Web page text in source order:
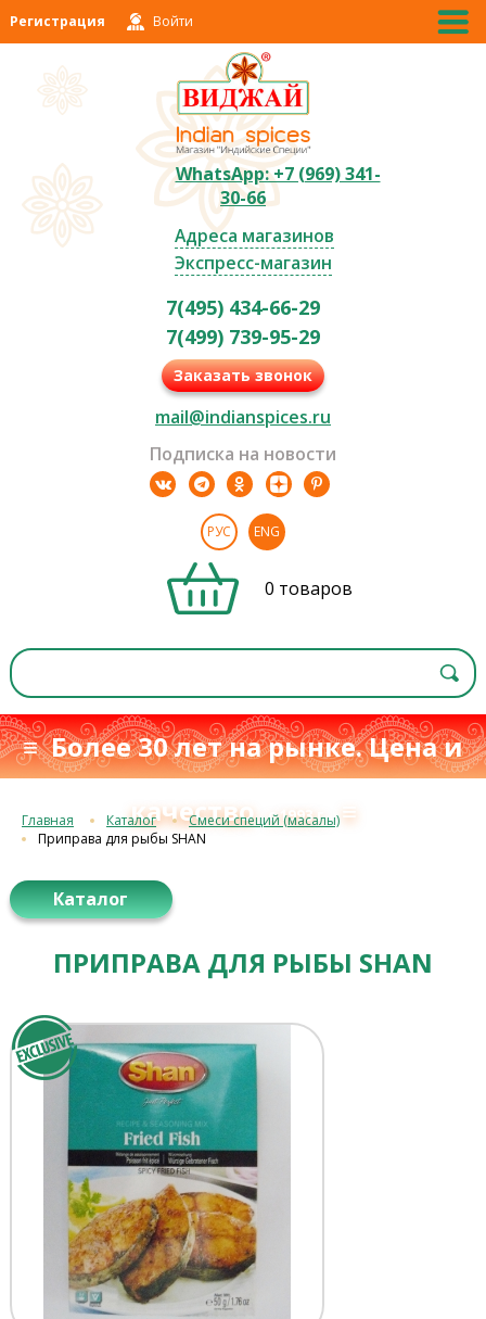
Регистрация Войти
WhatsApp: +7 (969) 341-
30-66
Адреса магазинов
Экспресс-магазин
7(495) 434-66-29
7(499) 739-95-29
Заказать звонок
mail@indianspices.ru
Подписка на новости
РУС ENG
0 товаров
≡ Более 30 лет на рынке. Цена и
качествос 1993 г.≡
Главная Каталог
Смеси специй (масалы)
Приправа для рыбы SHAN
Каталог
ПРИПРАВА ДЛЯ РЫБЫ SHAN